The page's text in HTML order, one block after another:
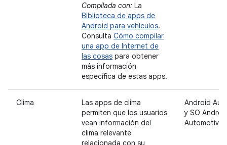
Compilada con: La
Biblioteca de apps de
Android para vehículos.
Consulta Cómo compilar
una app de Internet de
las cosas para obtener
más información
específica de estas apps.
Clima
Las apps de clima
permiten que los usuarios
vean información del
clima relevante
relacionada con su
Android
y SO
Automotive